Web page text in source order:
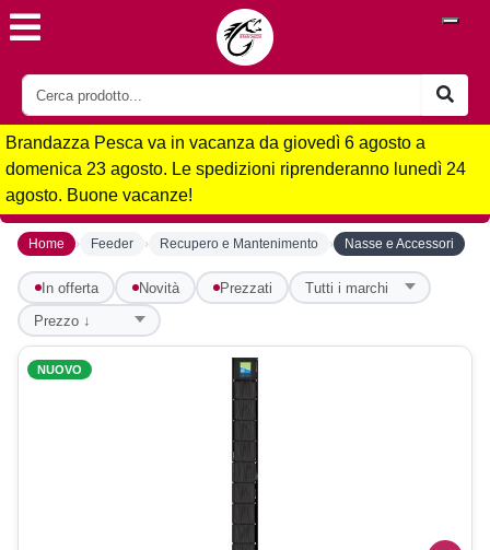
Brandazza Pesca va in vacanza da giovedì 6 agosto a
domenica 23 agosto. Le spedizioni riprenderanno lunedì 24
agosto. Buone vacanze!
Home › Feeder › Recupero e Mantenimento › Nasse e Accessori
In offerta Novità Prezzati
NUOVO